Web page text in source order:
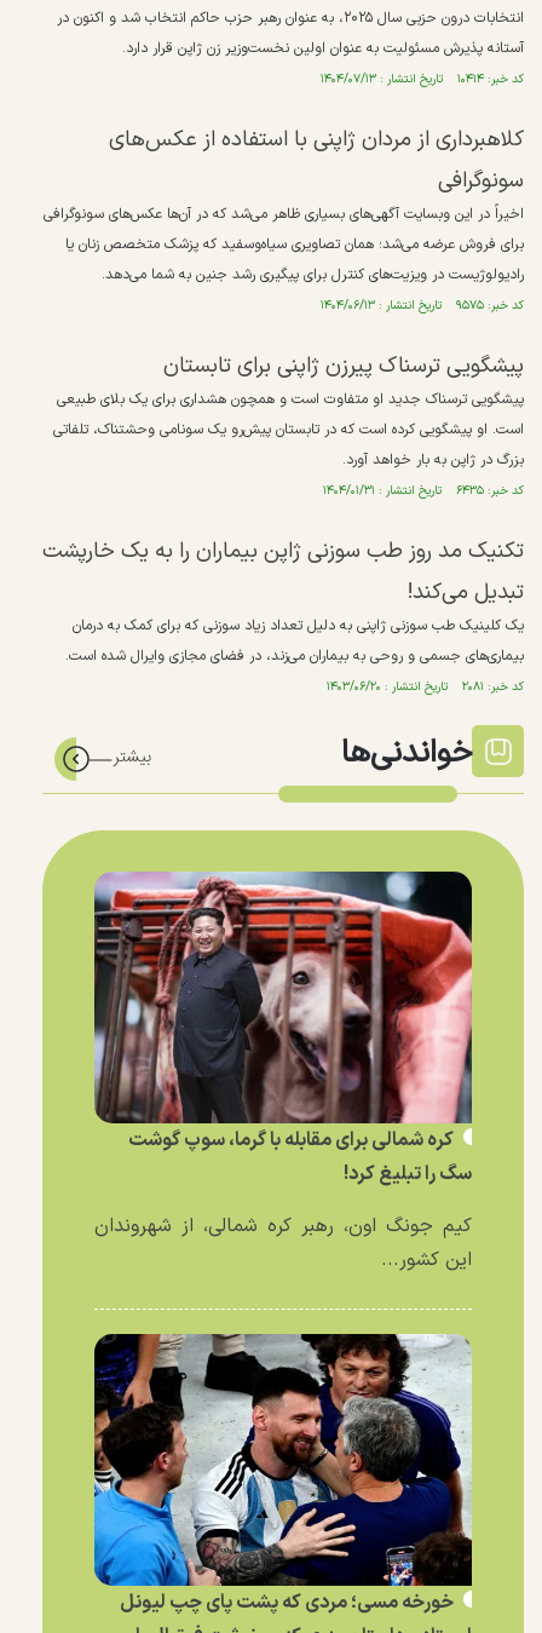
انتخابات درون حزبی سال ۲۰۲۵، به عنوان رهبر حزب حاکم انتخاب شد و اکنون در
آستانه پذیرش مسئولیت به عنوان اولین نخست‌وزیر زن ژاپن قرار دارد.
کد خبر: ۱۰۴۱۴ تاریخ انتشار : ۱۴۰۴/۰۷/۱۳
کلاهبرداری از مردان ژاپنی با استفاده از عکس‌های
سونوگرافی
اخیراً در این وبسایت آگهی‌های بسیاری ظاهر می‌شد که در آن‌ها عکس‌های سونوگرافی
برای فروش عرضه می‌شد؛ همان تصاویری سیاه‌وسفید که پزشک متخصص زنان یا
رادیولوژیست در ویزیت‌های کنترل برای پیگیری رشد جنین به شما می‌دهد.
کد خبر: ۹۵۷۵ تاریخ انتشار : ۱۴۰۴/۰۶/۱۳
پیشگویی ترسناک پیرزن ژاپنی برای تابستان
پیشگویی ترسناک جدید او متفاوت است و همچون هشداری برای یک بلای طبیعی
است. او پیشگویی کرده است که در تابستان پیش‌رو یک سونامی وحشتناک، تلفاتی
بزرگ در ژاپن به بار خواهد آورد.
کد خبر: ۶۴۳۵ تاریخ انتشار : ۱۴۰۴/۰۱/۳۱
تکنیک مد روز طب سوزنی ژاپن بیماران را به یک خارپشت
تبدیل می‌کند!
یک کلینیک طب سوزنی ژاپنی به دلیل تعداد زیاد سوزنی که برای کمک به درمان
بیماری‌های جسمی و روحی به بیماران می‌زند، در فضای مجازی وایرال شده است.
کد خبر: ۲۰۸۱ تاریخ انتشار : ۱۴۰۳/۰۶/۲۰
خواندنی‌ها
کره شمالی برای مقابله با گرما، سوپ گوشت
سگ را تبلیغ کرد!
کیم جونگ اون، رهبر کره شمالی، از شهروندان
این کشور...
خورخه مسی؛ مردی که پشت پای چپ لیونل